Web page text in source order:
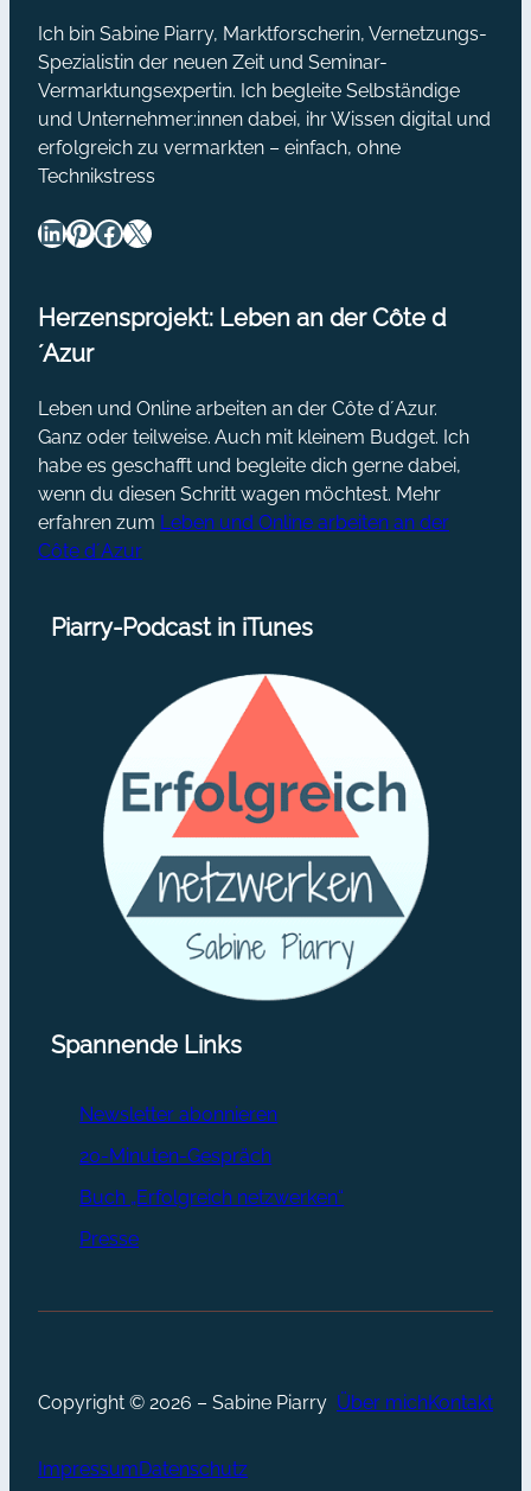
Ich bin Sabine Piarry, Marktforscherin, Vernetzungs-
Spezialistin der neuen Zeit und Seminar-
Vermarktungsexpertin. Ich begleite Selbständige
und Unternehmer:innen dabei, ihr Wissen digital und
erfolgreich zu vermarkten – einfach, ohne
Technikstress
LinkedIn Pinterest Facebook X
Herzensprojekt: Leben an der Côte d
´Azur
Leben und Online arbeiten an der Côte d´Azur.
Ganz oder teilweise. Auch mit kleinem Budget. Ich
habe es geschafft und begleite dich gerne dabei,
wenn du diesen Schritt wagen möchtest. Mehr
erfahren zum Leben und Online arbeiten an der
Côte d´Azur
Piarry-Podcast in iTunes
Spannende Links
Newsletter abonnieren
20-Minuten-Gespräch
Buch „Erfolgreich netzwerken“
Presse
Copyright © 2026 – Sabine Piarry Über michKontakt
ImpressumDatenschutz